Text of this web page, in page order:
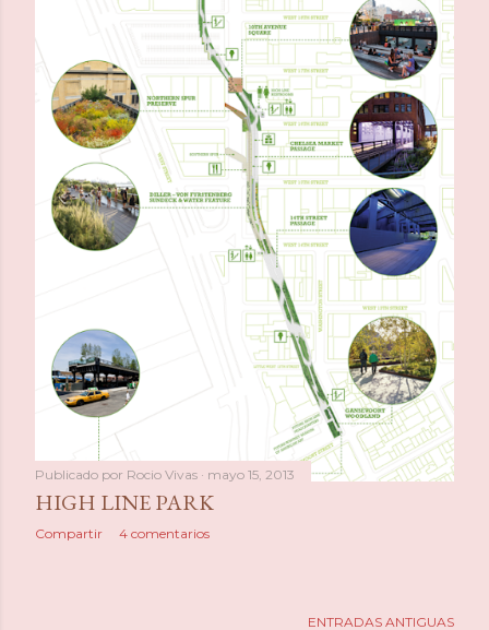
Publicado por Rocio Vivas mayo 15, 2013
HIGH LINE PARK
Compartir 4 comentarios
ENTRADAS ANTIGUAS